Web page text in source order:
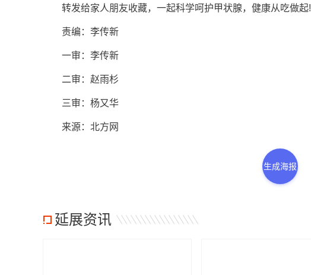
转发给家人朋友收藏，一起科学呵护甲状腺，健康从吃做起!
责编：李传新
一审：李传新
二审：赵雨杉
三审：杨又华
来源：北方网
生成海报
延展资讯